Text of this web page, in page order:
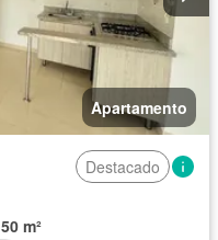
Apartamento
Destacado
50 m²